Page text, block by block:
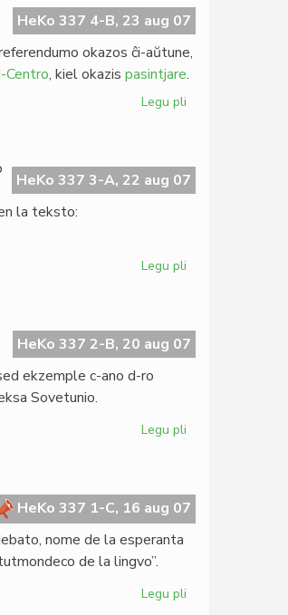
klimato
en
la
Senato
HeKo 337 4-B, 23 aug 07
okazos ĉi-aŭtune,
Centro, kiel okazis pasintjare.
Legu pli
interesaj
decidoj
HeKo 337 3-A, 22 aug 07
la teksto:
Legu pli
Tibeto
HeKo 337 2-B, 20 aug 07
ekzemple c-ano d-ro
Sovetunio.
Legu pli
Svislando
HeKo 337 1-C, 16 aug 07
nome de la esperanta
de la lingvo”.
Legu pli